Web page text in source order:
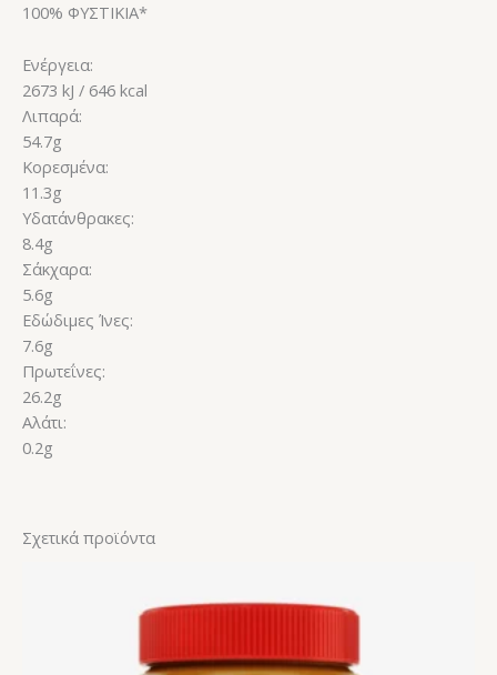
100% ΦΥΣΤΙΚΙΑ*
Ενέργεια:
2673 kJ / 646 kcal
Λιπαρά:
54.7g
Kορεσμένα:
11.3g
Υδατάνθρακες:
8.4g
Σάκχαρα:
5.6g
Εδώδιμες Ίνες:
7.6g
Πρωτεΐνες:
26.2g
Αλάτι:
0.2g
Σχετικά προϊόντα